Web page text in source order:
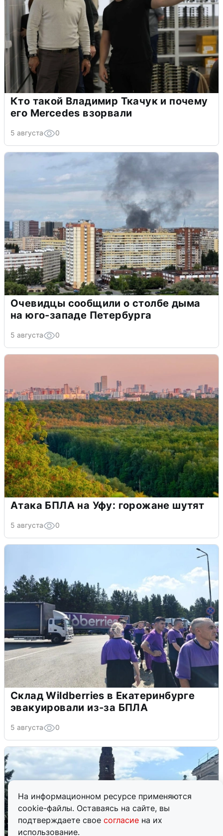
На информационном ресурсе применяются
cookie-файлы. Оставаясь на сайте, вы
подтверждаете свое согласие на их
использование.
Кто такой Владимир Ткачук и почему
его Mercedes взорвали
5 августа 0
Очевидцы сообщили о столбе дыма
на юго-западе Петербурга
5 августа 0
Атака БПЛА на Уфу: горожане шутят
5 августа 0
Склад Wildberries в Екатеринбурге
эвакуировали из-за БПЛА
5 августа 0